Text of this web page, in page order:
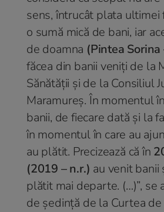
sens, întrucât plata ultimei
o sumă mică de bani, iar
de doamna (Pintea Sorina
făcea din banii veniți de la
Sănătății și de la Consiliul
Maramureș. În momentul
banii, de fiecare dată și la
în momentul în care au
au plătit. Precizează că în
(2019 – n.r.) au venit banii
plătit mai departe. (…)”, se
de ședință de la Curtea